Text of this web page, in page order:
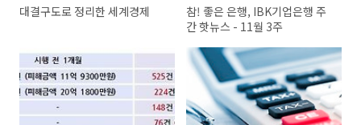
대결구도로 정리한 세계경제
참! 좋은 은행, IBK기업은행 주
간 핫뉴스 - 11월 3주